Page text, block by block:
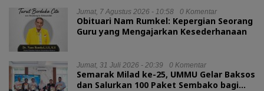
Jumat, 7 Agustus 2026 - 10:58 0 Komentar
Obituari Nam Rumkel: Kepergian Seorang
Guru yang Mengajarkan Kesederhanaan
Jumat, 31 Juli 2026 - 20:39 0 Komentar
Semarak Milad ke-25, UMMU Gelar Baksos
dan Salurkan 100 Paket Sembako bagi